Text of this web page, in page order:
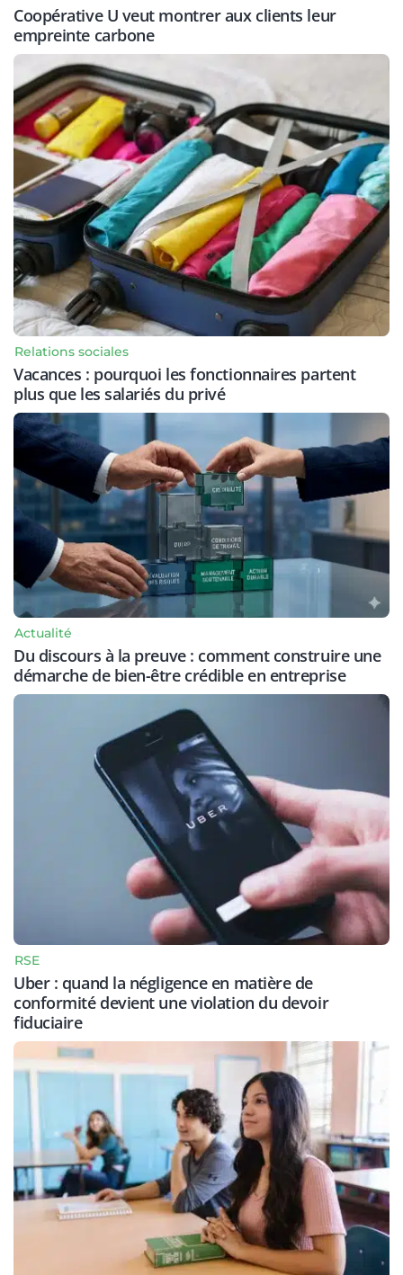
Coopérative U veut montrer aux clients leur
empreinte carbone
Relations sociales
Vacances : pourquoi les fonctionnaires partent
plus que les salariés du privé
Actualité
Du discours à la preuve : comment construire une
démarche de bien-être crédible en entreprise
RSE
Uber : quand la négligence en matière de
conformité devient une violation du devoir
fiduciaire